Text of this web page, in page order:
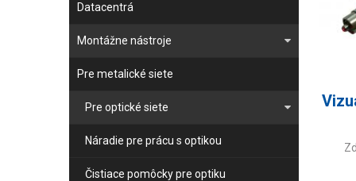
Datacentrá
Montážne nástroje
Pre metalické siete
Pre optické siete
Náradie pre prácu s optikou
Čistiace pomôcky pre optiku